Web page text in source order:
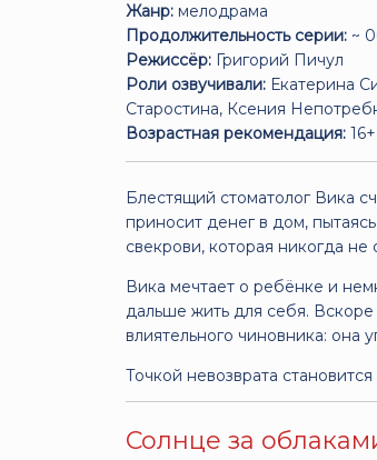
Жанр: мелодрама
Продолжительность серии: ~
Режиссёр: Григорий Пичул
Роли озвучивали: Екатерина
Старостина, Ксения
Возрастная рекомендация: 16+
Блестящий стоматолог Вика
приносит денег в дом,
свекрови, которая никогда
Вика мечтает о ребёнке и
дальше жить для себя.
влиятельного чиновника: она
Точкой невозврата
Солнце за